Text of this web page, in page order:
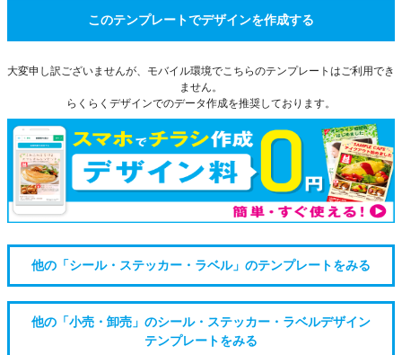
このテンプレートでデザインを作成する
大変申し訳ございませんが、モバイル環境でこちらのテンプレートはご利用でき
ません。
らくらくデザインでのデータ作成を推奨しております。
他の「シール・ステッカー・ラベル」のテンプレートをみる
他の「小売・卸売」のシール・ステッカー・ラベルデザイン
テンプレートをみる